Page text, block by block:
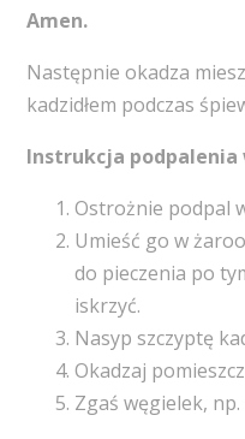
Amen.
Następnie okadza
kadzidłem podczas
Instrukcja podpalenia
Ostrożnie podpal
Umieść go w
do pieczenia po
iskrzyć.
Nasyp szczyptę
Okadzaj
Zgaś węgielek,